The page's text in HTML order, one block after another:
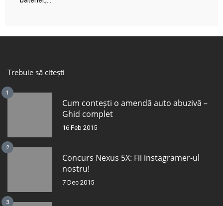
Trebuie să citești
1
Cum contești o amendă auto abuzivă –
Ghid complet
16 Feb 2015
2
Concurs Nexus 5X: Fii instagramer-ul
nostru!
7 Dec 2015
3